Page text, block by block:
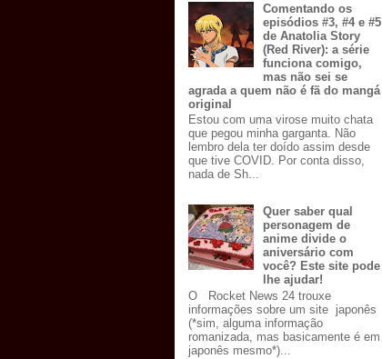
Comentando os
episódios #3, #4 e #5
de Anatolia Story
(Red River): a série
funciona comigo,
mas não sei se
agrada a quem não é fã do mangá
original
Estou com uma virose muito chata
que pegou minha garganta. Não
lembro dela ter doído assim desde
que tive COVID. Por conta disso,
nada de Sh...
Quer saber qual
personagem de
anime divide o
aniversário com
você? Este site pode
lhe ajudar!
O Rocket News 24 trouxe
informações sobre um site japonês
(*sim, alguma informação
romanizada, mas basicamente é em
japonês mesmo*)...